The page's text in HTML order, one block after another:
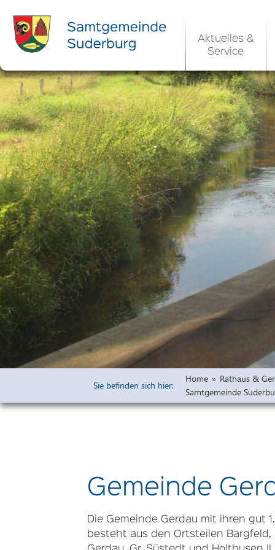
Aktuelles &
Service
Ortsrecht &
Rats- und
Aktuelle
Ortsrecht /
Allgemeine
EU-
Widmungen
Öffentliche
Vorprüfung
Wirksame
Sie befinden sich hier:
Home » Rathaus &
Samtgemeinde
Gemeinde
Die Gemeinde Gerdau mit ihren gut
besteht aus den Ortsteilen Bargfeld,